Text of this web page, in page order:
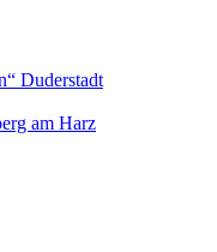
Duderstadt
am Harz